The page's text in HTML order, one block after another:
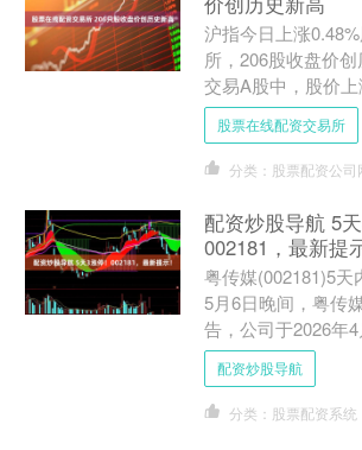
沪指今日上涨
所，206股收盘价
交易A股中，股价
比64.08%，下跌的
33.....
股票在线配资交易所
分类：股票配资公司
配资炒股导航 5
002181，最新提
粤传媒(002181)5天
5月6日晚间，粤传
告，公司于2026年
日、5月6日连续三
幅偏离....
配资炒股导航
分类：股票配资系统